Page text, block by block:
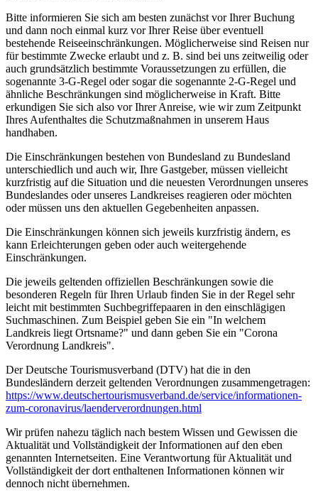
Bitte informieren Sie sich am besten zunächst vor Ihrer Buchung
und dann noch einmal kurz vor Ihrer Reise über eventuell
bestehende Reiseeinschränkungen. Möglicherweise sind Reisen nur
für bestimmte Zwecke erlaubt und z. B. sind bei uns zeitweilig oder
auch grundsätzlich bestimmte Voraussetzungen zu erfüllen, die
sogenannte 3-G-Regel oder sogar die sogenannte 2-G-Regel und
ähnliche Beschränkungen sind möglicherweise in Kraft. Bitte
erkundigen Sie sich also vor Ihrer Anreise, wie wir zum Zeitpunkt
Ihres Aufenthaltes die Schutzmaßnahmen in unserem Haus
handhaben.
Die Einschränkungen bestehen von Bundesland zu Bundesland
unterschiedlich und auch wir, Ihre Gastgeber, müssen vielleicht
kurzfristig auf die Situation und die neuesten Verordnungen unseres
Bundeslandes oder unseres Landkreises reagieren oder möchten
oder müssen uns den aktuellen Gegebenheiten anpassen.
Die Einschränkungen können sich jeweils kurzfristig ändern, es
kann Erleichterungen geben oder auch weitergehende
Einschränkungen.
Die jeweils geltenden offiziellen Beschränkungen sowie die
besonderen Regeln für Ihren Urlaub finden Sie in der Regel sehr
leicht mit bestimmten Suchbegriffepaaren in den einschlägigen
Suchmaschinen. Zum Beispiel geben Sie ein "In welchem
Landkreis liegt Ortsname?" und dann geben Sie ein "Corona
Verordnung Landkreis".
Der Deutsche Tourismusverband (DTV) hat die in den
Bundesländern derzeit geltenden Verordnungen zusammengetragen:
https://www.deutscher­tourismusverband.de/­service/­informationen-
zum-coronavirus/­laenderverordnungen.html
Wir prüfen nahezu täglich nach bestem Wissen und Gewissen die
Aktualität und Vollständigkeit der Informationen auf den eben
genannten Internetseiten. Eine Verantwortung für Aktualität und
Vollständigkeit der dort enthaltenen Informationen können wir
dennoch nicht übernehmen.